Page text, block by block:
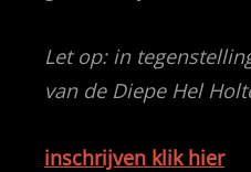
Let op: in
van de Diepe Hel
inschrijven klik hier